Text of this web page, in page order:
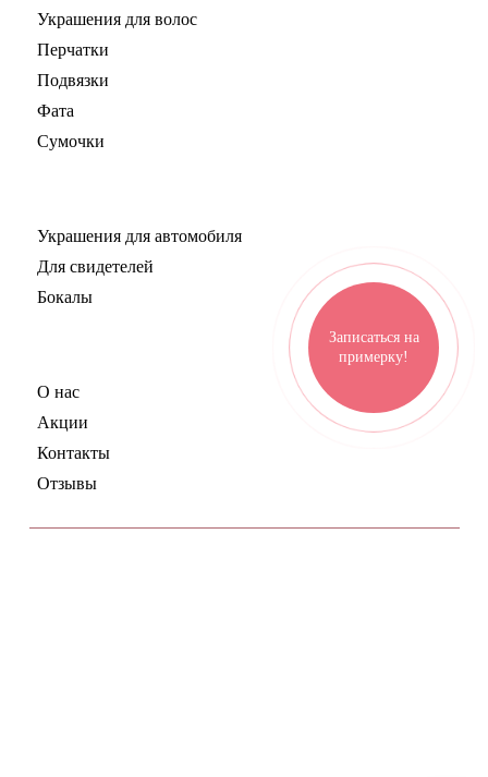
Записаться на
примерку!
Украшения для волос
Перчатки
Подвязки
Фата
Сумочки
Украшения для автомобиля
Для свидетелей
Бокалы
О нас
Акции
Контакты
Отзывы